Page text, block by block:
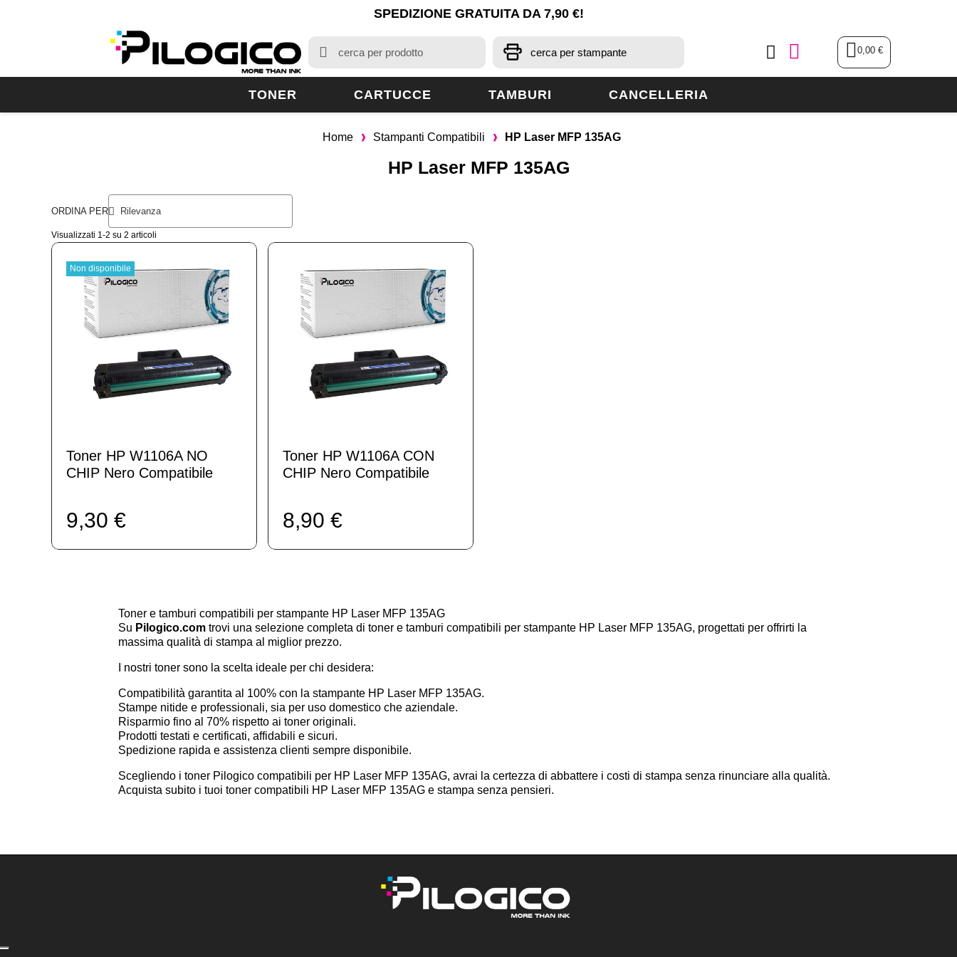
SPEDIZIONE GRATUITA DA 7,90 €!
0,00 €
TONER CARTUCCE TAMBURI CANCELLERIA
Home Stampanti Compatibili HP Laser MFP 135AG
HP Laser MFP 135AG
ORDINA PER
Visualizzati 1-2 su 2 articoli
Non disponibile
Toner HP W1106A NO
CHIP Nero Compatibile
9,30 €
Toner HP W1106A CON
CHIP Nero Compatibile
8,90 €
Toner e tamburi compatibili per stampante HP Laser MFP 135AG
Su Pilogico.com trovi una selezione completa di toner e tamburi compatibili per stampante HP Laser MFP 135AG, progettati per offrirti la
massima qualità di stampa al miglior prezzo.
I nostri toner sono la scelta ideale per chi desidera:
Compatibilità garantita al 100% con la stampante HP Laser MFP 135AG.
Stampe nitide e professionali, sia per uso domestico che aziendale.
Risparmio fino al 70% rispetto ai toner originali.
Prodotti testati e certificati, affidabili e sicuri.
Spedizione rapida e assistenza clienti sempre disponibile.
Scegliendo i toner Pilogico compatibili per HP Laser MFP 135AG, avrai la certezza di abbattere i costi di stampa senza rinunciare alla qualità.
Acquista subito i tuoi toner compatibili HP Laser MFP 135AG e stampa senza pensieri.